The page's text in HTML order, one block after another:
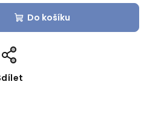
Do košíku